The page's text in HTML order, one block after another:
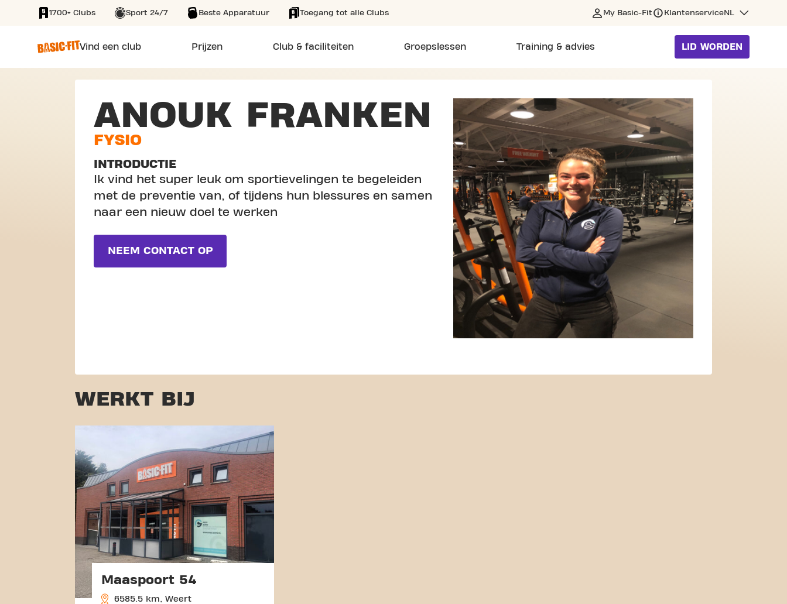
SKIP TO MAIN CONTENT
1700+ Clubs Sport 24/7 Beste Apparatuur Toegang tot alle Clubs My Basic-Fit KlantenserviceNL
Vind een club Prijzen Club & faciliteiten Groepslessen Training & advies LID WORDEN
ANOUK FRANKEN
FYSIO
INTRODUCTIE
Ik vind het super leuk om sportievelingen te begeleiden
met de preventie van, of tijdens hun blessures en samen
naar een nieuw doel te werken
NEEM CONTACT OP
WERKT BIJ
Maaspoort 54
6585.5 km, Weert